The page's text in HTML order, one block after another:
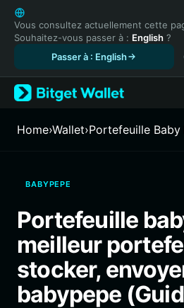
English
日本語
Tiếng Việt
Español (Latinoamérica)
Türkçe
Français
繁體中文
Bahasa Indonesia
ภาษาไทย
Español
Português (Brasil)
Vous consultez actuellement cette
Souhaitez-vous passer à : English ?
Passer à : English
Home›Wallet›Portefeuille Baby
BABYPEPE
Portefeuille
meilleur
stocker,
babypepe